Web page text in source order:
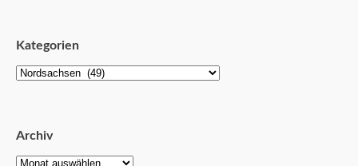
Kategorien
Archiv